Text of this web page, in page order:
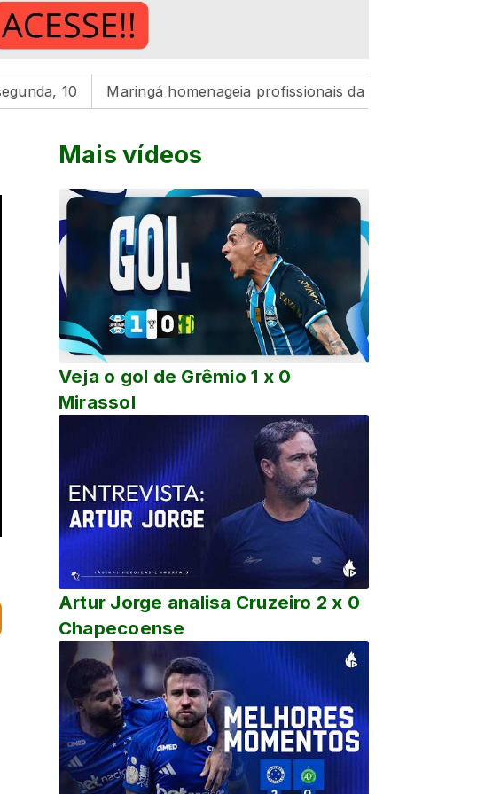
Maringá homenageia profissionais da Educação pelo resultado
Mais vídeos
Veja o gol de Grêmio 1 x 0
Mirassol
Artur Jorge analisa Cruzeiro 2 x 0
Chapecoense